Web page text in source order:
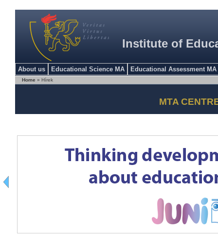
About us Educational Science MA Educational Assessment MA
Institute of
Home » Hírek
MTA